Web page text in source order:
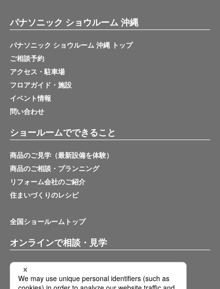
パナソニック ショウルーム 沖縄
パナソニック ショウルーム 沖縄 トップ
ご相談予約
アクセス・駐車場
フロアガイド・施設
イベント情報
問い合わせ
ショールームでできること
商品のご見学（最新設備を体験）
商品のご相談・プランニング
リフォーム会社のご紹介
住まいづくりのレシピ
全国ショールームトップ
オンラインで相談・見学
バーチャルショールーム
オンライン相談サービス